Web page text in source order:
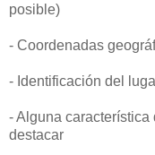
posible)
- Coordenadas
- Identificación del
- Alguna
destacar